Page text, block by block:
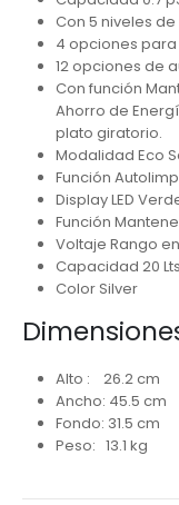
Con 5 niveles
4 opciones
12 opciones de
Con función
Ahorro de
plato giratorio.
Modalidad Eco
Función
Display LED
Función
Voltaje Rango
Capacidad 20 Lts
Color Silver
Alto : 26.2 cm
Ancho: 45.5 cm
Fondo: 31.5 cm
Peso: 13.1 kg